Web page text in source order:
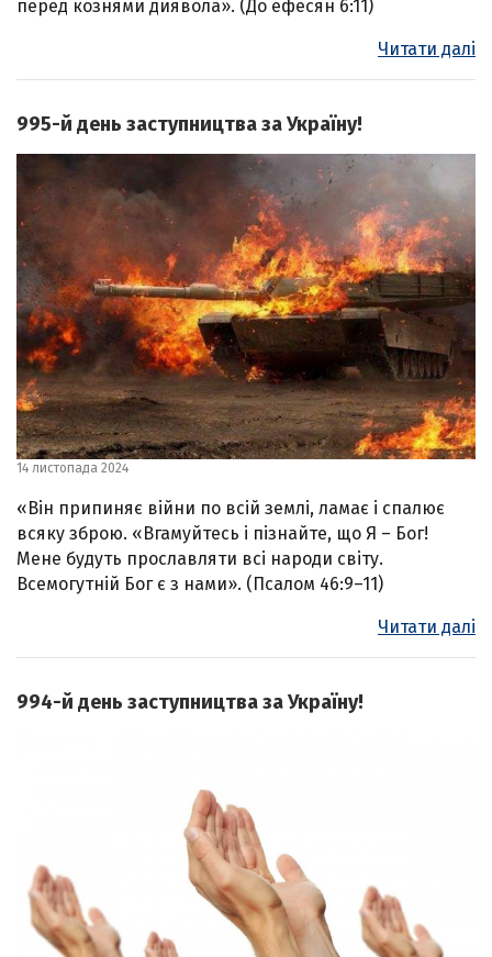
перед кознями диявола». (До ефесян 6:11)
Читати далі
995-й день заступництва за Україну!
14 листопада 2024
«Він припиняє війни по всій землі, ламає і спалює
всяку зброю. «Вгамуйтесь і пізнайте, що Я – Бог!
Мене будуть прославляти всі народи світу.
Всемогутній Бог є з нами». (Псалом 46:9–11)
Читати далі
994-й день заступництва за Україну!